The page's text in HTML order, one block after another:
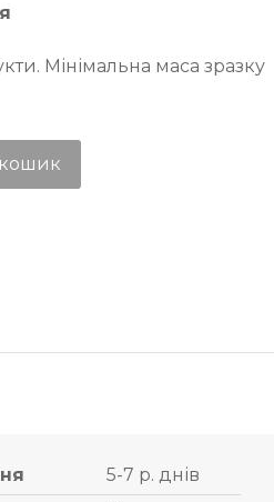
Мінімальна маса зразку
5-7 р. днів